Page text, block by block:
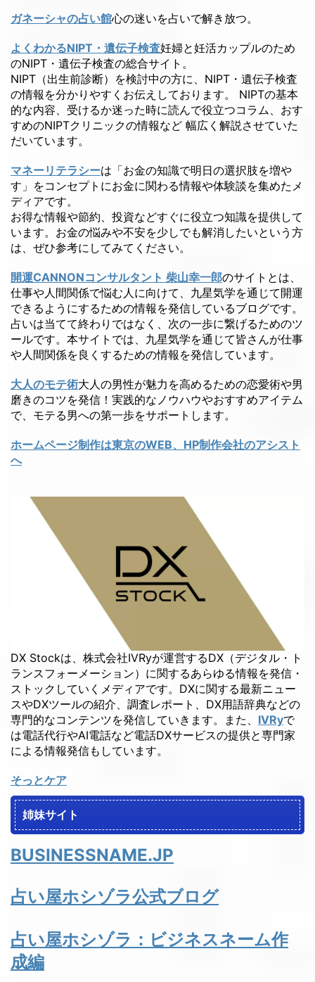
ガネーシャの占い館心の迷いを占いで解き放つ。
よくわかるNIPT・遺伝子検査妊婦と妊活カップルのため
のNIPT・遺伝子検査の総合サイト。
NIPT（出生前診断）を検討中の方に、NIPT・遺伝子検査
の情報を分かりやすくお伝えしております。 NIPTの基本
的な内容、受けるか迷った時に読んで役立つコラム、おす
すめのNIPTクリニックの情報など 幅広く解説させていた
だいています。
マネーリテラシーは「お金の知識で明日の選択肢を増や
す」をコンセプトにお金に関わる情報や体験談を集めたメ
ディアです。
お得な情報や節約、投資などすぐに役立つ知識を提供して
います。お金の悩みや不安を少しでも解消したいという方
は、ぜひ参考にしてみてください。
開運CANNONコンサルタント 柴山幸一郎のサイトとは、
仕事や人間関係で悩む人に向けて、九星気学を通じて開運
できるようにするための情報を発信しているブログです。
占いは当てて終わりではなく、次の一歩に繋げるためのツ
ールです。本サイトでは、九星気学を通じて皆さんが仕事
や人間関係を良くするための情報を発信しています。
大人のモテ術大人の男性が魅力を高めるための恋愛術や男
磨きのコツを発信！実践的なノウハウやおすすめアイテム
で、モテる男への第一歩をサポートします。
ホームページ制作は東京のWEB、HP制作会社のアシスト
へ
DX Stockは、株式会社IVRyが運営するDX（デジタル・ト
ランスフォーメーション）に関するあらゆる情報を発信・
ストックしていくメディアです。DXに関する最新ニュー
スやDXツールの紹介、調査レポート、DX用語辞典などの
専門的なコンテンツを発信していきます。また、 IVRyで
は電話代行やAI電話など電話DXサービスの提供と専門家
による情報発信もしています。
そっとケア
姉妹サイト
BUSINESSNAME.JP
占い屋ホシゾラ公式ブログ
占い屋ホシゾラ：ビジネスネーム作
成編